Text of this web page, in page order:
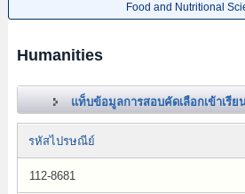
Food and Nutritional
Humanities
แท็บข้อมูลการสอบคัดเลือกเข้าเรีย
รหัสไปรษณีย์
112-8681